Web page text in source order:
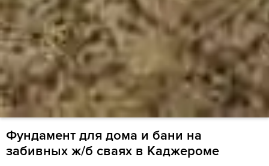
Фундамент для дома и бани на
забивных ж/б сваях в Каджероме